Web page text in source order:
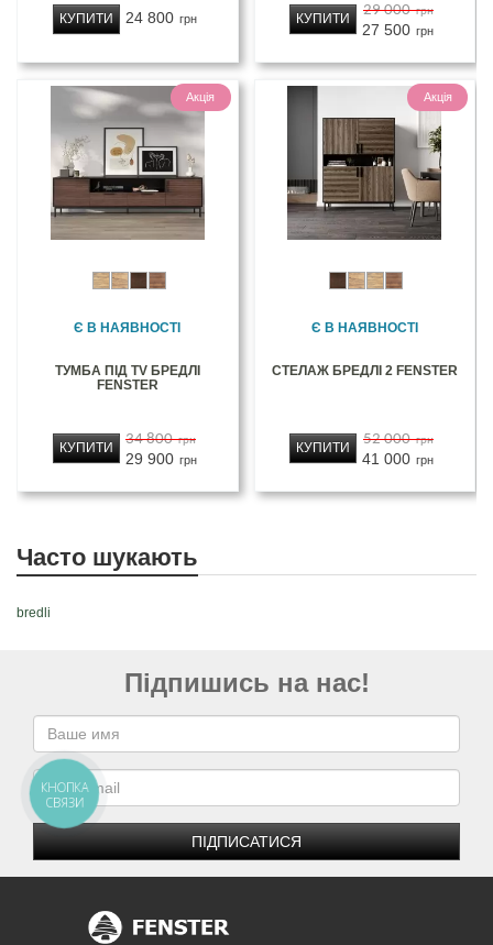
24 800 грн
КУПИТИ
29 000 грн
27 500 грн
КУПИТИ
Акція
Є В НАЯВНОСТІ
ТУМБА ПІД TV БРЕДЛІ
FENSTER
34 800 грн
29 900 грн
КУПИТИ
Акція
Є В НАЯВНОСТІ
СТЕЛАЖ БРЕДЛІ 2 FENSTER
52 000 грн
41 000 грн
КУПИТИ
Часто шукають
bredli
Підпишись на нас!
ПІДПИСАТИСЯ
КНОПКА
СВЯЗИ